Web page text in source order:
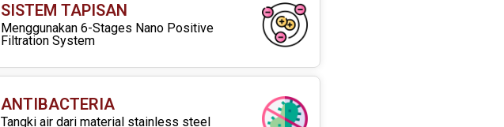
SISTEM TAPISAN
Menggunakan 6-Stages Nano Positive
Filtration System
ANTIBACTERIA
Tangki air dari material stainless steel